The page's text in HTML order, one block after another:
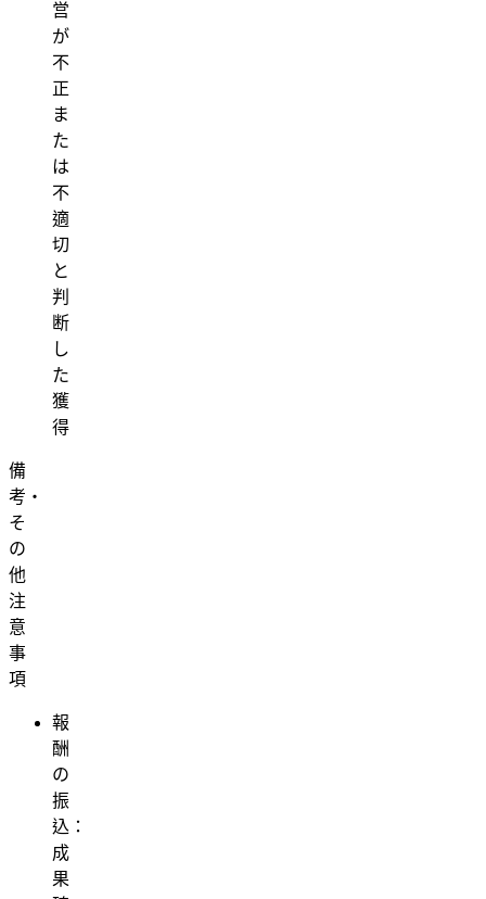
営
が
不
正
ま
た
は
不
適
切
と
判
断
し
た
獲
得
備
考・
そ
の
他
注
意
事
項
報
酬
の
振
込：
成
果